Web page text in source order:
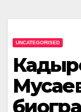
UNCATEGORISED